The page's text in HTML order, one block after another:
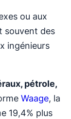
ou aux
souvent des
ingénieurs
pétrole,
Waage, la
19,4% plus